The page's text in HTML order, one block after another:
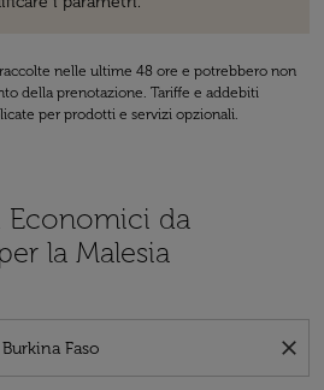
nelle ultime 48 ore e potrebbero non
della prenotazione. Tariffe e addebiti
per prodotti e servizi opzionali.
Economici da
la Malesia
close